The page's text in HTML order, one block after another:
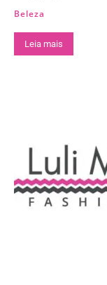
Beleza
Leia mais